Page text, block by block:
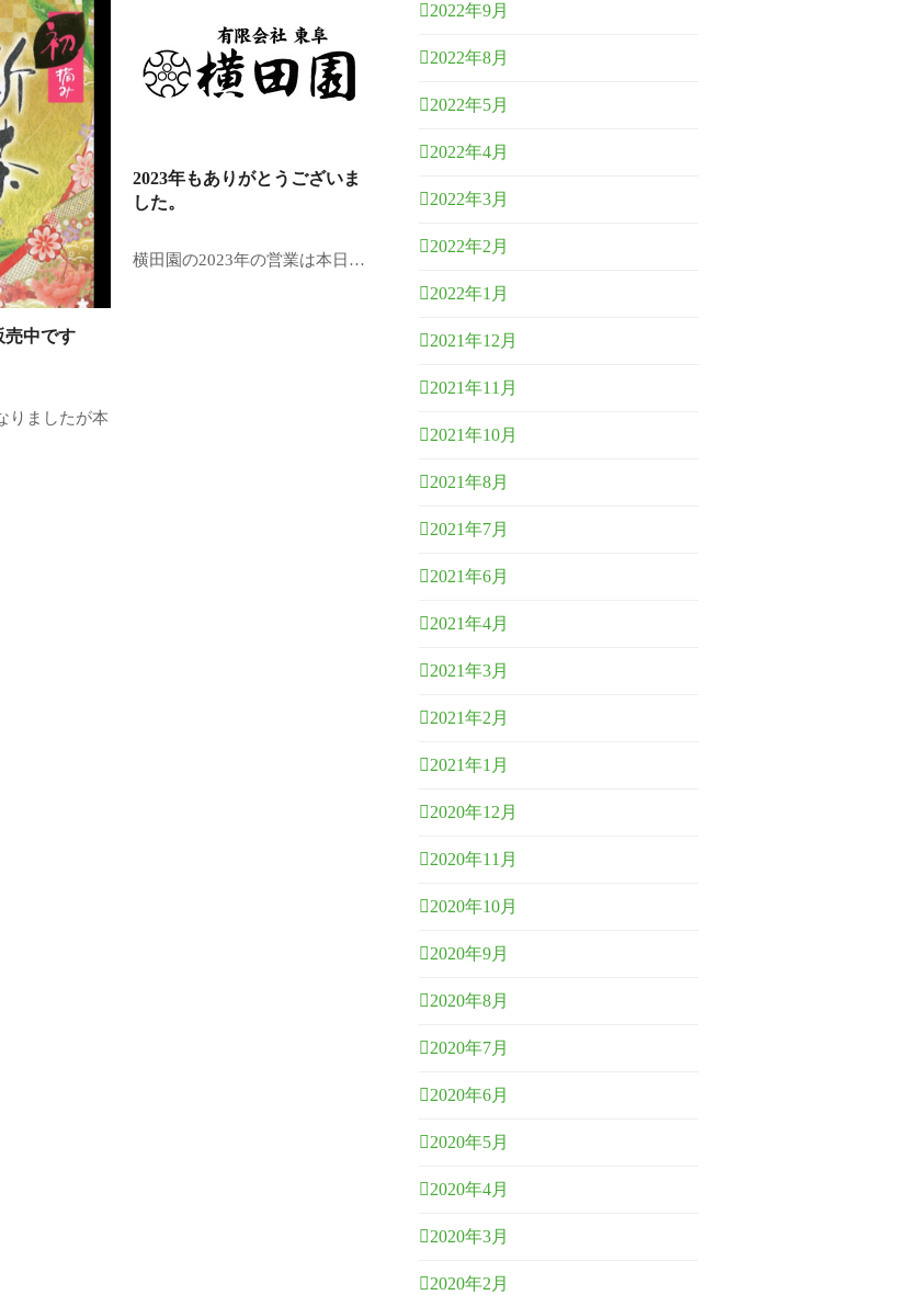
売中です
りましたが本
2023年もありがとうございま
した。
横田園の2023年の営業は本日…
2022年9月
2022年8月
2022年5月
2022年4月
2022年3月
2022年2月
2022年1月
2021年12月
2021年11月
2021年10月
2021年8月
2021年7月
2021年6月
2021年4月
2021年3月
2021年2月
2021年1月
2020年12月
2020年11月
2020年10月
2020年9月
2020年8月
2020年7月
2020年6月
2020年5月
2020年4月
2020年3月
2020年2月